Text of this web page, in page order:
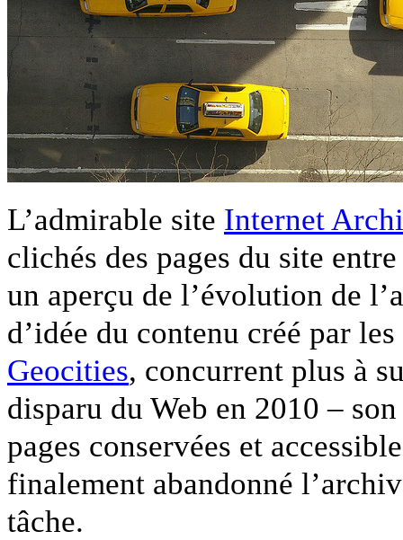
L’admirable site Internet
clichés des pages du site
un aperçu de l’évolution de
d’idée du contenu créé par
Geocities, concurrent plus à
disparu du Web en 2010 –
pages conservées et
finalement abandonné
tâche.